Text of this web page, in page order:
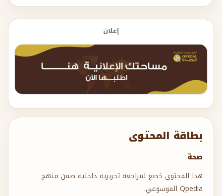
بطاقة المحتوى
صحة
هذا المحتوى خضع لمراجعة تحريرية داخلية ضمن منهج
Qpedia الموسوعي.
إعلان